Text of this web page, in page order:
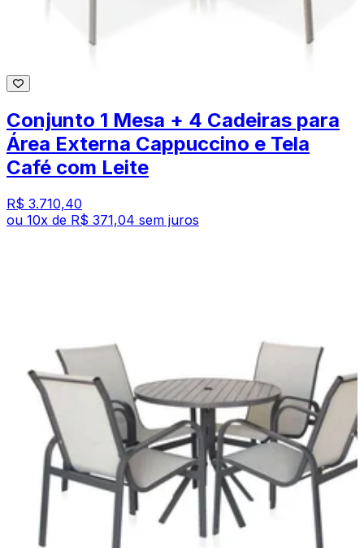
Conjunto 1 Mesa + 4 Cadeiras para
Área Externa Cappuccino e Tela
Café com Leite
R$ 3.710,40
ou 10x de R$ 371,04 sem juros